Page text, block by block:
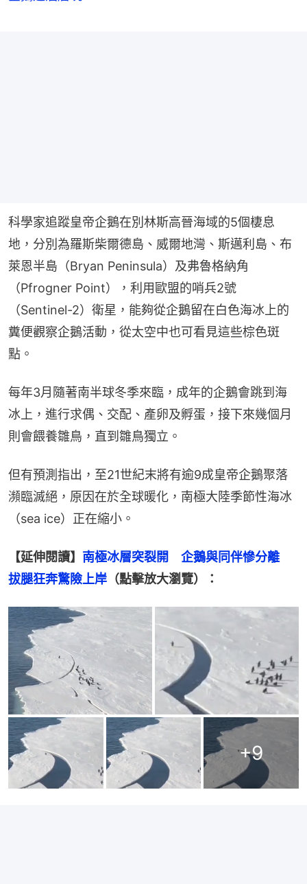
科學家追蹤皇帝企鵝在別林斯高晉海域的5個棲息
地，分別為羅斯柴爾德島、威爾地灣、斯邁利島、布
萊恩半島（Bryan Peninsula）及弗魯格納角
（Pfrogner Point），利用歐盟的哨兵2號
（Sentinel-2）衛星，能夠從企鵝留在白色海冰上的
糞便觀察企鵝活動，從太空中也可看見這些棕色斑
點。
每年3月隨著南半球冬季來臨，成年的企鵝會跳到海
冰上，進行求偶、交配、產卵及孵蛋，接下來幾個月
則會餵養雛鳥，直到雛鳥獨立。
但有預測指出，至21世紀末將有逾9成皇帝企鵝聚落
瀕臨滅絕，原因在於全球暖化，南極大陸季節性海冰
（sea ice）正在縮小。
【延伸閱讀】 南極冰層突裂開　企鵝與同伴慘分離
拔腿狂奔驚險上岸 （點擊放大瀏覽）：
+9